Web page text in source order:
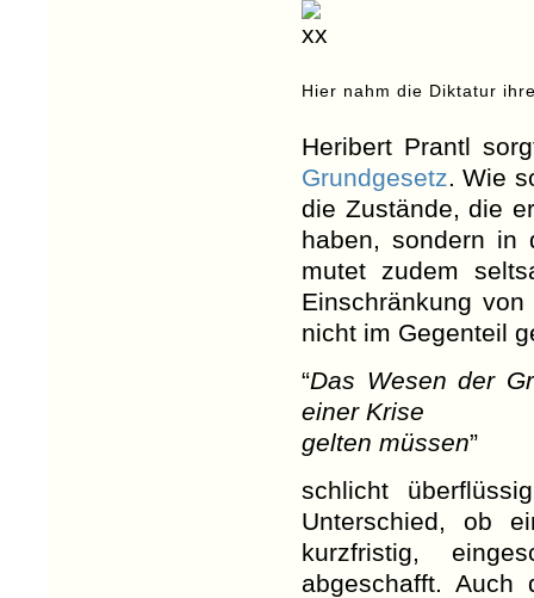
Hier nahm die Diktatur
Heribert Prantl
Grundgesetz. Wie
die Zustände, die
haben, sondern in
mutet zudem
Einschränkung
nicht im Gegenteil
“Das Wesen der
einer Krise
gelten müssen”
schlicht
Unterschied, ob
kurzfristig,
abgeschafft. Auch